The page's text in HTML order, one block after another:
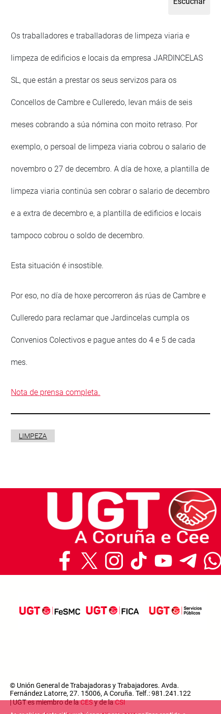
Os traballadores e traballadoras de limpeza viaria e
limpeza de edificios e locais da empresa JARDINCELAS
SL, que están a prestar os seus servizos para os
Concellos de Cambre e Culleredo, levan máis de seis
meses cobrando a súa nómina con moito retraso. Por
exemplo, o persoal de limpeza viaria cobrou o salario de
novembro o 27 de decembro. A día de hoxe, a plantilla de
limpeza viaria continúa sen cobrar o salario de decembro
e a extra de decembro e, a plantilla de edificios e locais
tampoco cobrou o soldo de decembro.
Esta situación é insostible.
Por eso, no día de hoxe percorreron ás rúas de Cambre e
Culleredo para reclamar que Jardincelas cumpla os
Convenios Colectivos e pague antes do 4 e 5 de cada
mes.
Nota de prensa completa.
LIMPEZA
© Unión General de Trabajadoras y Trabajadores. Avda.
Fernández Latorre, 27. 15006, A Coruña. Telf.: 981.241.122
| UGT es miembro de laCESy de laCSI